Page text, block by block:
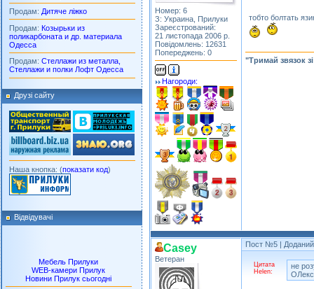
Продам: Дитяче ліжко
Продам: Козырьки из
поликарбоната и др. материала
Одесса
Продам: Стеллажи из металла,
Стеллажи и полки Лофт Одесса
Друзі сайту
Наша кнопка: (показати код)
Відвідувачі
Мебель Прилуки
WEB-камери Прилук
Новини Прилук сьогодні
Номер: 6
З: Украина, Прилуки
Зареєстрований:
21 листопада 2006 р.
Повідомлень: 12631
Попереджень: 0
Нагороди:
тобто болтать
"Тримай звязок
Casey
Ветеран
Пост №5 |
Цитата
Helen:
не